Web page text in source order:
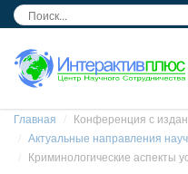
Главная
Конференция с
Актуальные направления
Криминологические аспекты